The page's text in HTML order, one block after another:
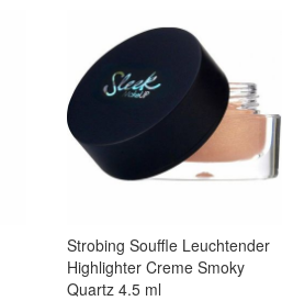
Strobing Souffle Leuchtender
Highlighter Creme Smoky
Quartz 4.5 ml